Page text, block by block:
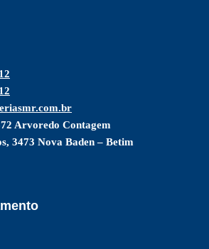
Arvoredo Contagem
3473 Nova Baden – Betim